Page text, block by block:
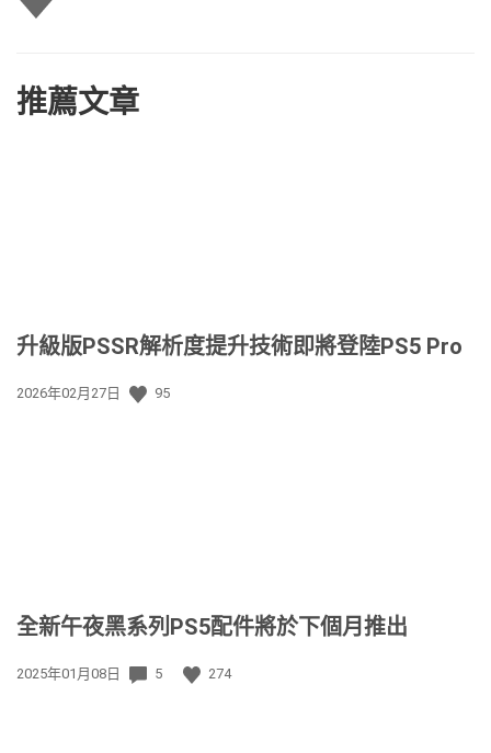
推薦文章
升級版PSSR解析度提升技術即將登陸PS5 Pro
發
2026年02月27日 95
全新午夜黑系列PS5配件將於下個月推出
發
2025年01月08日 5 274